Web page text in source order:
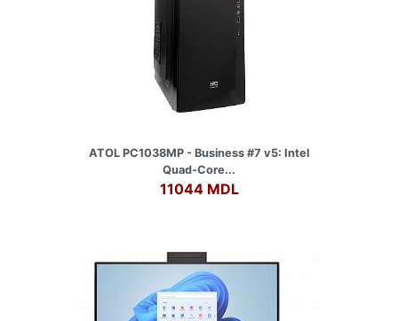
ATOL PC1038MP - Business #7 v5: Intel
Quad-Core...
11044 MDL